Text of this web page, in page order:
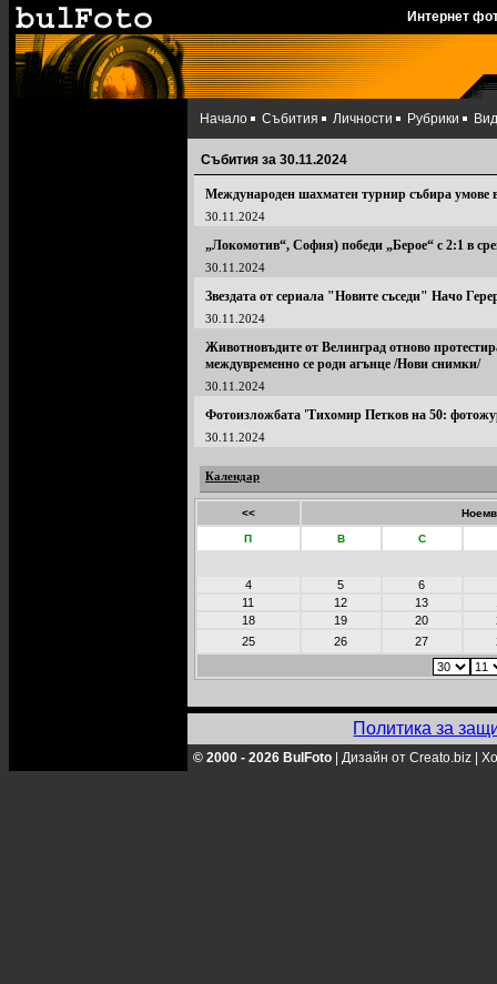
Интернет
Начало Събития Личности Рубрики
Събития за 30.11.2024
Международен шахматен турнир събира умове
30.11.2024
„Локомотив“, София) победи „Берое“ с 2:1 в
30.11.2024
Звездата от сериала "Новите съседи" Начо
30.11.2024
Животновъдите от Велинград отново
междувременно се роди агънце /Нови снимки/
30.11.2024
Фотоизложбата 'Тихомир Петков на 50:
30.11.2024
Календар
<<
П В С
4 5
6
11
12 13
18
19 20
25
26 27
Политика за
© 2000 - 2026 BulFoto Дизайн от Creato.biz